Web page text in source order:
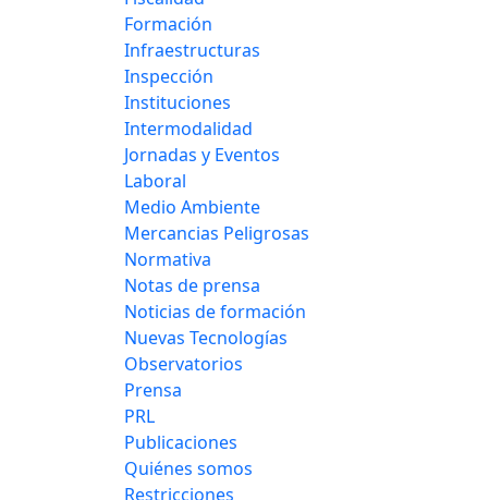
Formación
Infraestructuras
Inspección
Instituciones
Intermodalidad
Jornadas y Eventos
Laboral
Medio Ambiente
Mercancias Peligrosas
Normativa
Notas de prensa
Noticias de formación
Nuevas Tecnologías
Observatorios
Prensa
PRL
Publicaciones
Quiénes somos
Restricciones